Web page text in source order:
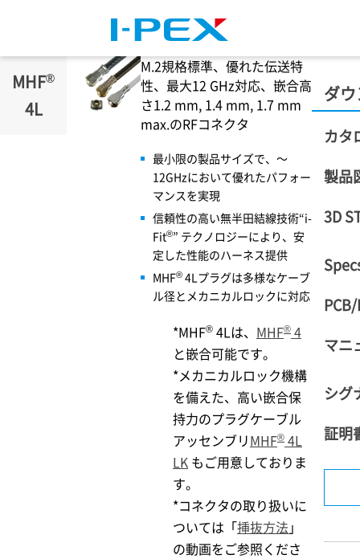
MHF®
4L
M.2規格標準、優れた伝送特
性、最大12 GHz対応、嵌合高
さ1.2 mm, 1.4 mm, 1.7 mm
max.のRFコネクタ
最小限の製品サイズで、～
12GHzにおいて優れたパフォー
マンスを実現
信頼性の高い無半田結線技術“i-
Fit®” テクノロジーにより、安
定した性能のハーネス提供
MHF® 4Lプラグは多様なケーブ
ル径とメカニカルロックに対応
*MHF® 4Lは、 MHF® 4
と嵌合可能です。
*メカニカルロック機構
を備えた、高い嵌合保
持力のプラグケーブル
アッセンブリMHF® 4L
LK もご用意しておりま
す。
*コネクタの取り扱いに
ついては「挿抜方法 」
の動画をご参照くださ
ダ
カタ
製品
3D
マニ
シグ
証明